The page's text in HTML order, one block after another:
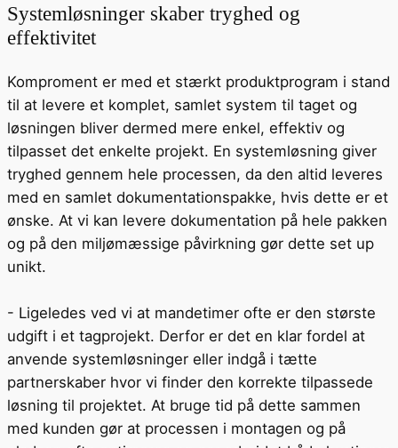
Systemløsninger skaber tryghed og
effektivitet
Komproment er med et stærkt produktprogram i stand
til at levere et komplet, samlet system til taget og
løsningen bliver dermed mere enkel, effektiv og
tilpasset det enkelte projekt. En systemløsning giver
tryghed gennem hele processen, da den altid leveres
med en samlet dokumentationspakke, hvis dette er et
ønske. At vi kan levere dokumentation på hele pakken
og på den miljømæssige påvirkning gør dette set up
unikt.
- Ligeledes ved vi at mandetimer ofte er den største
udgift i et tagprojekt. Derfor er det en klar fordel at
anvende systemløsninger eller indgå i tætte
partnerskaber hvor vi finder den korrekte tilpassede
løsning til projektet. At bruge tid på dette sammen
med kunden gør at processen i montagen og på